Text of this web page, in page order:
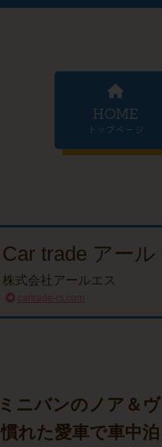
HOME
トップページ
Car trade アール
株式会社アールエス
cartrade-rs.com
ニバンのノア＆
れた愛車で車中